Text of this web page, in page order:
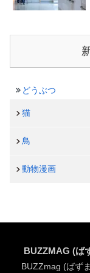
どうぶつ
猫
鳥
動物漫画
BUZZMAG (ば
BUZZmag (ばず